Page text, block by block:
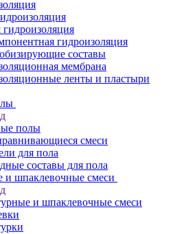
гидроизоляция
составы
мембрана
ленты и пластыри
полы
смеси
для пола
составы для пола
и шпаклевочные смеси
и шпаклевочные смеси